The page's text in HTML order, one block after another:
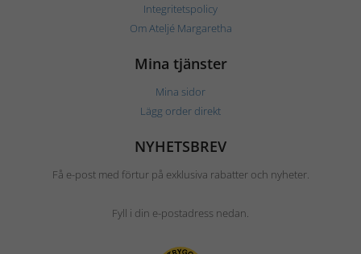
Integritetspolicy
Om Ateljé Margaretha
Mina tjänster
Mina sidor
Lägg order direkt
NYHETSBREV
Få e-post med förtur på exklusiva rabatter och nyheter.
Fyll i din e-postadress nedan.